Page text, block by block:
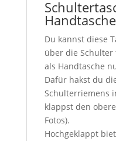
Handtasche
Du kannst diese
über die
als Handtasche
Dafür hakst du
Schulterriemens
klappst den
Fotos).
Hochgeklappt